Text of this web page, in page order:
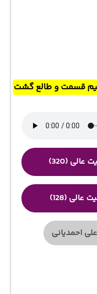
بیم قسمت و طالع گشت
(320)
(128)
احمدیانی